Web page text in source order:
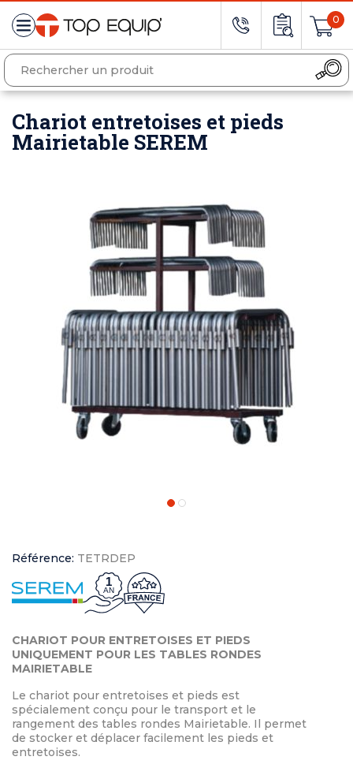
0
Chariot entretoises et pieds
Mairietable SEREM
Référence: TETRDEP
1
AN
CHARIOT POUR ENTRETOISES ET PIEDS
UNIQUEMENT POUR LES TABLES RONDES
MAIRIETABLE
Le chariot pour entretoises et pieds est
spécialement conçu pour le transport et le
rangement des tables rondes Mairietable. Il permet
de stocker et déplacer facilement les pieds et
entretoises.